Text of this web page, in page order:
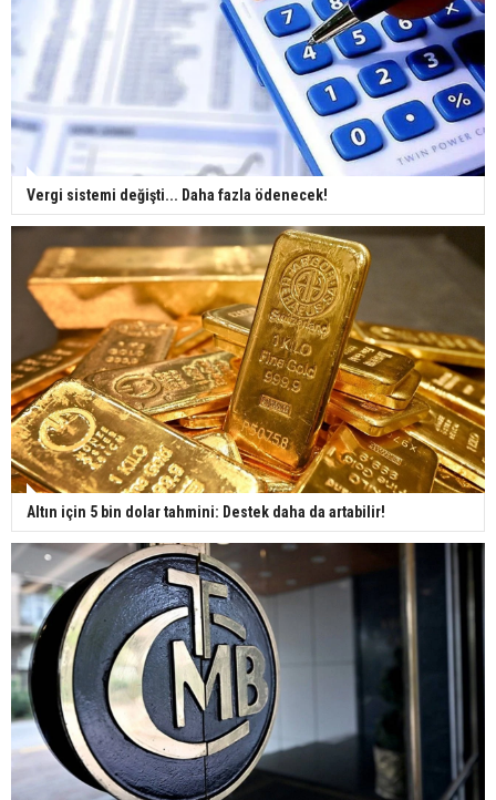
Vergi sistemi değişti... Daha fazla ödenecek!
Altın için 5 bin dolar tahmini: Destek daha da artabilir!